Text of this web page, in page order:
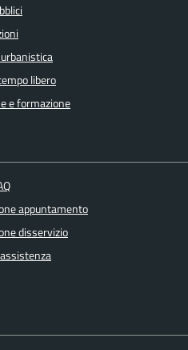
libero
e formazione
appuntamento
disservizio